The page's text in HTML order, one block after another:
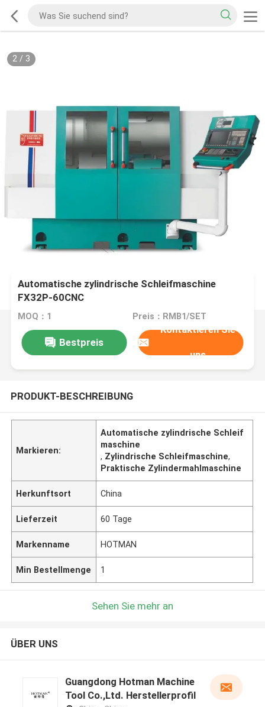
2/ 3
Automatische zylindrische Schleifmaschine
FX32P-60CNC
MOQ：1 Preis：RMB1/SET
Bestpreis
Kontaktieren Sie
uns
PRODUKT-BESCHREIBUNG
Markieren:
Automatische zylindrische Schleif
maschine
, Zylindrische Schleifmaschine,
Praktische Zylindermahlmaschine
Herkunftsort China
Lieferzeit 60 Tage
Markenname HOTMAN
Min Bestellmenge 1
Sehen Sie mehr an
ÜBER UNS
Guangdong Hotman Machine
Tool Co.,Ltd. Herstellerprofil